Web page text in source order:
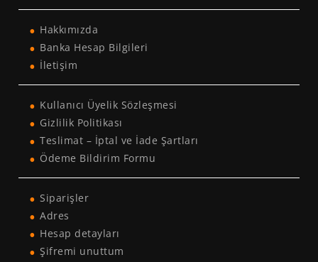
Hakkımızda
Banka Hesap Bilgileri
İletişim
Kullanıcı Üyelik Sözleşmesi
Gizlilik Politikası
Teslimat – İptal ve İade Şartları
Ödeme Bildirim Formu
Siparişler
Adres
Hesap detayları
Şifremi unuttum